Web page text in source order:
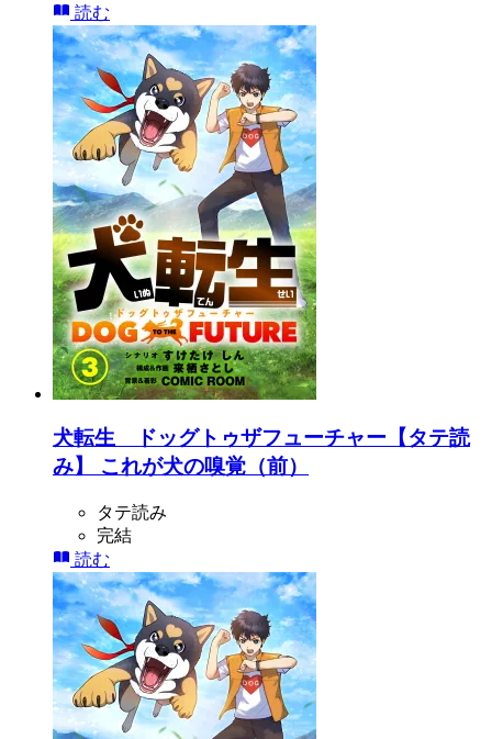
読む
犬転生 ドッグトゥザフューチャー【タテ読
み】 これが犬の嗅覚（前）
タテ読み
完結
読む